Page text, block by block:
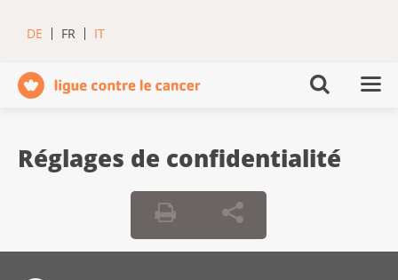
DE FR IT
Réglages de confidentialité